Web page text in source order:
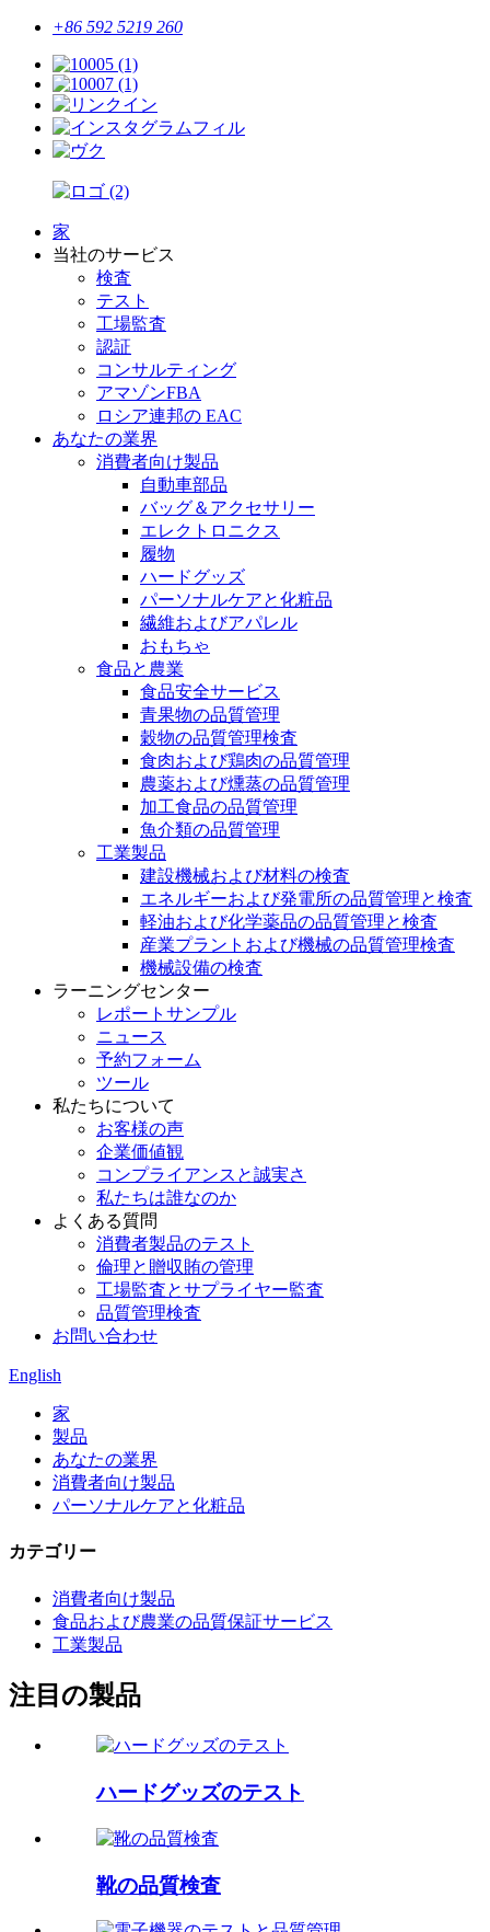
+86 592 5219 260
家
当社のサービス
検査
テスト
工場監査
認証
コンサルティング
アマゾンFBA
ロシア連邦の EAC
あなたの業界
消費者向け製品
自動車部品
バッグ＆アクセサリー
エレクトロニクス
履物
ハードグッズ
パーソナルケアと化粧品
繊維およびアパレル
おもちゃ
食品と農業
食品安全サービス
青果物の品質管理
穀物の品質管理検査
食肉および鶏肉の品質管理
農薬および燻蒸の品質管理
加工食品の品質管理
魚介類の品質管理
工業製品
建設機械および材料の検査
エネルギーおよび発電所の品質管理と検査
軽油および化学薬品の品質管理と検査
産業プラントおよび機械の品質管理検査
機械設備の検査
ラーニングセンター
レポートサンプル
ニュース
予約フォーム
ツール
私たちについて
お客様の声
企業価値観
コンプライアンスと誠実さ
私たちは誰なのか
よくある質問
消費者製品のテスト
倫理と贈収賄の管理
工場監査とサプライヤー監査
品質管理検査
お問い合わせ
English
家
製品
あなたの業界
消費者向け製品
パーソナルケアと化粧品
カテゴリー
消費者向け製品
食品および農業の品質保証サービス
工業製品
注目の製品
ハードグッズのテスト
靴の品質検査